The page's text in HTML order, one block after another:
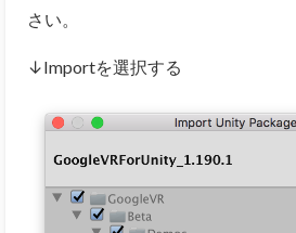
さい。
↓Importを選択する